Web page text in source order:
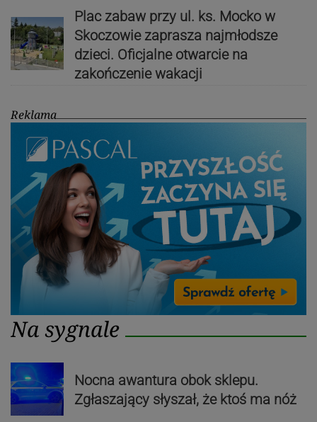
Plac zabaw przy ul. ks. Mocko w
Skoczowie zaprasza najmłodsze
dzieci. Oficjalne otwarcie na
zakończenie wakacji
Reklama
Na sygnale
Nocna awantura obok sklepu.
Zgłaszający słyszał, że ktoś ma nóż